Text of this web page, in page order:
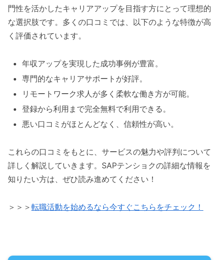
門性を活かしたキャリアアップを目指す方にとって理想的
な選択肢です。多くの口コミでは、以下のような特徴が高
く評価されています。
年収アップを実現した成功事例が豊富。
専門的なキャリアサポートが好評。
リモートワーク求人が多く柔軟な働き方が可能。
登録から利用まで完全無料で利用できる。
悪い口コミがほとんどなく、信頼性が高い。
これらの口コミをもとに、サービスの魅力や評判について
詳しく解説していきます。SAPテンショクの詳細な情報を
知りたい方は、ぜひ読み進めてください！
＞＞＞ 転職活動を始めるなら今すぐこちらをチェック！